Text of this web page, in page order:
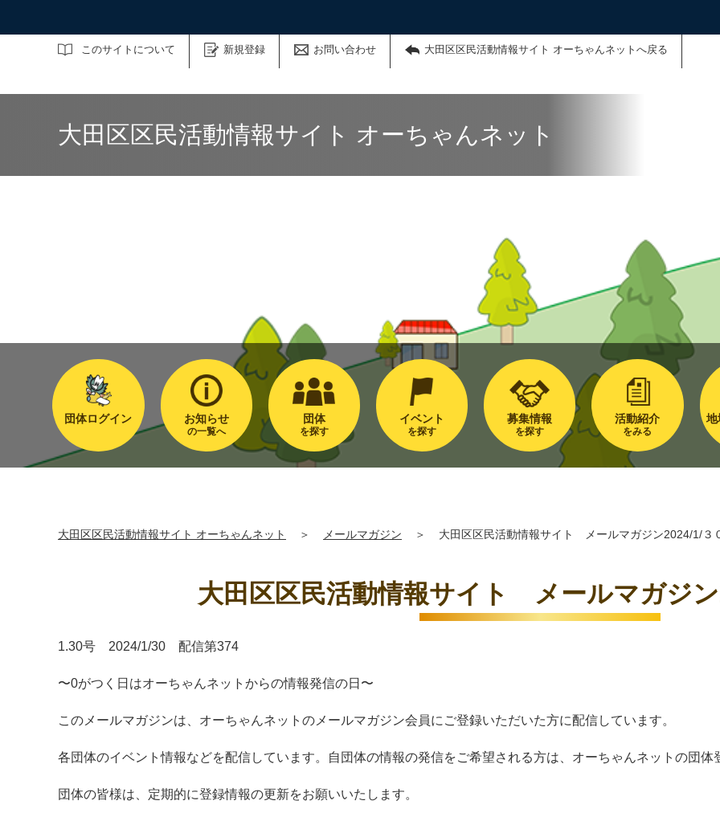
このサイトについて 新規登録 お問い合わせ 大田区区民活動情報サイト オーちゃんネットへ戻る
サイト内検索
大田区区民活動情報サイト オーちゃんネット
団体ログイン お知らせ
の一覧へ
団体
を探す
イベント
を探す
募集情報
を探す
活動紹介
をみる
地
大田区区民活動情報サイト オーちゃんネット ＞ メールマガジン ＞ 大田区区民活動情報サイト メールマガジン2024/1/３
大田区区民活動情報サイト メールマガジ
1.30号 2024/1/30 配信第374
〜0がつく日はオーちゃんネットからの情報発信の日〜
このメールマガジンは、オーちゃんネットのメールマガジン会員にご登録いただいた方に配信しています。
各団体のイベント情報などを配信しています。自団体の情報の発信をご希望される方は、オーちゃんネットの団体
団体の皆様は、定期的に登録情報の更新をお願いいたします。